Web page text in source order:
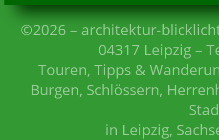
©2026 – architektur-
04317 Leipzig –
Touren, Tipps &
Burgen, Schlössern,
in Leipzig,